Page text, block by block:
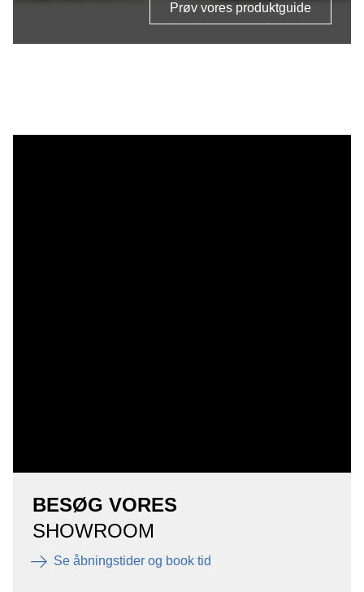
Prøv vores produktguide
BESØG VORES
SHOWROOM
Se åbningstider og book tid